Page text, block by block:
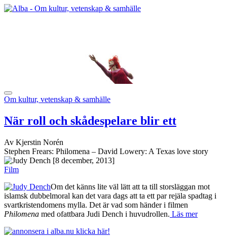
Om kultur, vetenskap & samhälle
När roll och skådespelare blir ett
Av Kjerstin Norén
Stephen Frears: Philomena – David Lowery: A Texas love story
[8 december, 2013]
Film
Om det känns lite väl lätt att ta till storsläggan mot
islamsk dubbelmoral kan det vara dags att ta ett par rejäla spadtag i
svartkristendomens mylla. Det är vad som händer i filmen
Philomena med ofattbara Judi Dench i huvudrollen. Läs mer